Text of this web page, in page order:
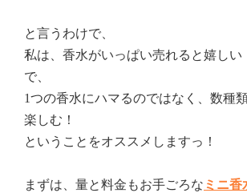
と言うわけで、
私は、香水がいっぱい売れると嬉しい
で、
1つの香水にハマるのではなく、数種
楽しむ！
ということをオススメしますっ！
まずは、量と料金もお手ごろな ミニ香